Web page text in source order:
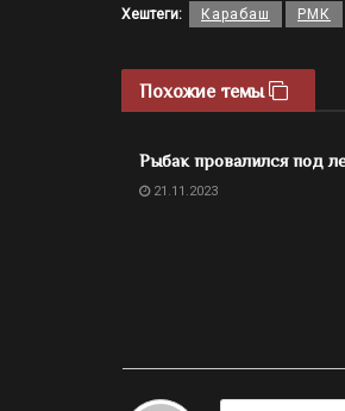
Хештеги: Карабаш РМК
Похожие темы
Рыбак провалился под
21.11.2023